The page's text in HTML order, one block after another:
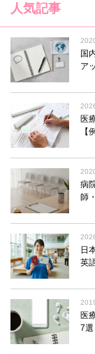
人気記事
国
ア
医
【
病
師
日
英
医
7選